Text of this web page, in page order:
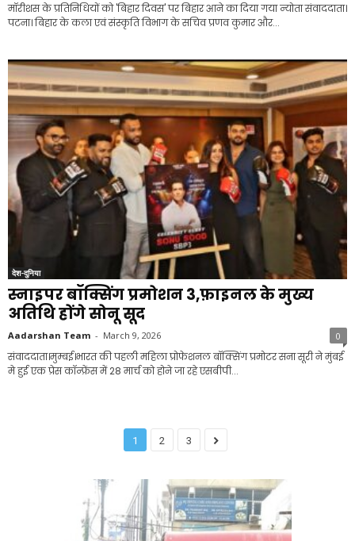
मॉरीशस के प्रतिनिधियों को 'बिहार दिवस' पर बिहार आने का दिया गया न्योता संवाददाता।
पटना। बिहार के कला एवं संस्कृति विभाग के सचिव प्रणव कुमार और...
देश-दुनिया
स्नाइपर बॉक्सिंग प्रमोशन 3,फ़ाइनल के मुख्य
अतिथि होंगे सोनू सूद
Aadarshan Team - March 9, 2026 0
संवाददाता।मुम्बई।भारत की पहली महिला प्रोफेशनल बॉक्सिंग प्रमोटर सना सूरी ने मुंबई
मे हुई एक प्रेस कॉन्फ्रेंस में 28 मार्च को होने जा रहे एसबीपी...
1 2 3